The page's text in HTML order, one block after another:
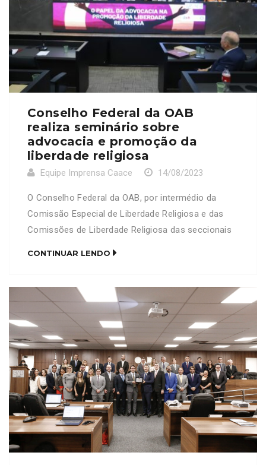
Conselho Federal da OAB
realiza seminário sobre
advocacia e promoção da
liberdade religiosa
Equipe Imprensa Caace 14/08/2023
O Conselho Federal da OAB, por intermédio da
Comissão Especial de Liberdade Religiosa e das
Comissões de Liberdade Religiosa das seccionais
evento “O Papel da Advocacia na Promoção da
Liberdade […]
CONTINUAR LENDO